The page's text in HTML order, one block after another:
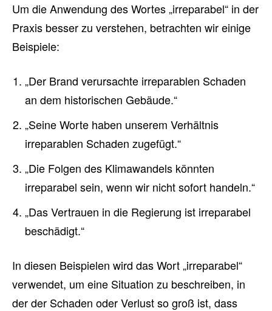
Um die Anwendung des Wortes „irreparabel“ in der
Praxis besser zu verstehen, betrachten wir einige
Beispiele:
„Der Brand verursachte irreparablen Schaden
an dem historischen Gebäude.“
„Seine Worte haben unserem Verhältnis
irreparablen Schaden zugefügt.“
„Die Folgen des Klimawandels könnten
irreparabel sein, wenn wir nicht sofort handeln.“
„Das Vertrauen in die Regierung ist irreparabel
beschädigt.“
In diesen Beispielen wird das Wort „irreparabel“
verwendet, um eine Situation zu beschreiben, in
der der Schaden oder Verlust so groß ist, dass